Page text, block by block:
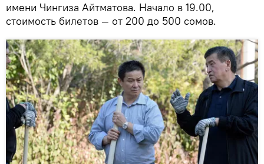
имени Чингиза Айтматова. Начало в 19.00,
стоимость билетов — от 200 до 500 сомов.